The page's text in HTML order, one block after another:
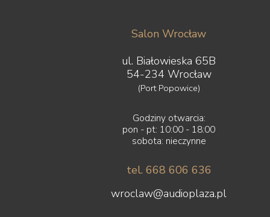
Salon Wrocław
ul. Białowieska 65B
54-234 Wrocław
(Port Popowice)
Godziny otwarcia:
pon - pt: 10:00 - 18:00
sobota: nieczynne
tel. 668 606 636
wroclaw@audioplaza.pl